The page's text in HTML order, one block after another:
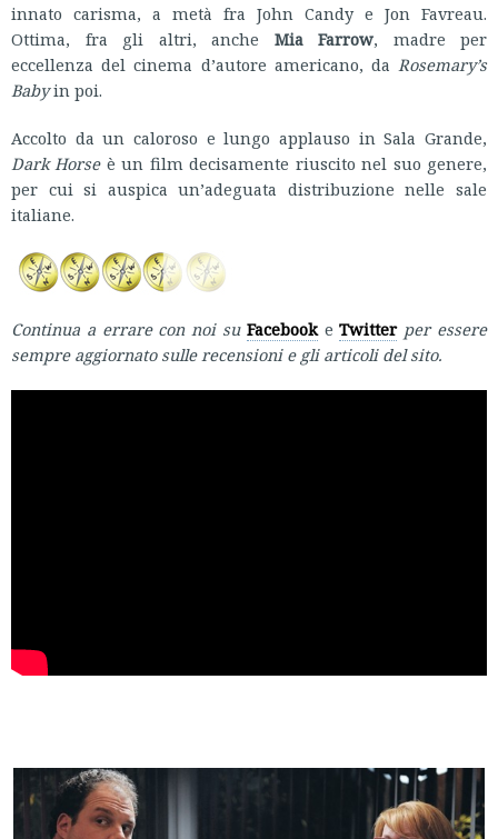
innato carisma, a metà fra John Candy e Jon Favreau.
Ottima, fra gli altri, anche Mia Farrow, madre per
eccellenza del cinema d’autore americano, da Rosemary’s
Babyin poi.
Accolto da un caloroso e lungo applauso in Sala Grande,
Dark Horseè un film decisamente riuscito nel suo genere,
per cui si auspica un’adeguata distribuzione nelle sale
italiane.
Continua a errare con noi su Facebook e Twitter per essere
sempre aggiornato sulle recensioni e gli articoli del sito.